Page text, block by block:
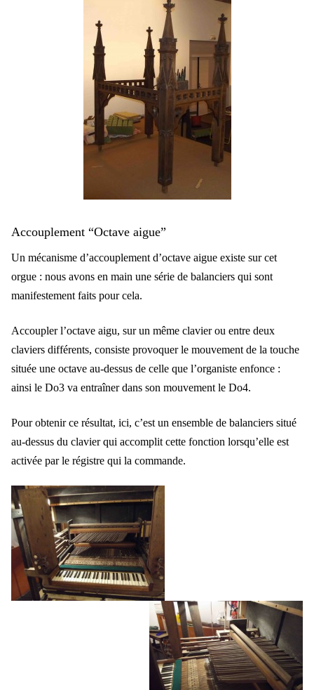
Accouplement “Octave aigue”
Un mécanisme d’accouplement d’octave aigue existe sur cet
orgue : nous avons en main une série de balanciers qui sont
manifestement faits pour cela.
Accoupler l’octave aigu, sur un même clavier ou entre deux
claviers différents, consiste provoquer le mouvement de la touche
située une octave au-dessus de celle que l’organiste enfonce :
ainsi le Do3 va entraîner dans son mouvement le Do4.
Pour obtenir ce résultat, ici, c’est un ensemble de balanciers situé
au-dessus du clavier qui accomplit cette fonction lorsqu’elle est
activée par le régistre qui la commande.